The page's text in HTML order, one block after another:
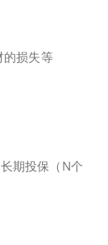
的损失等
期投保（N个